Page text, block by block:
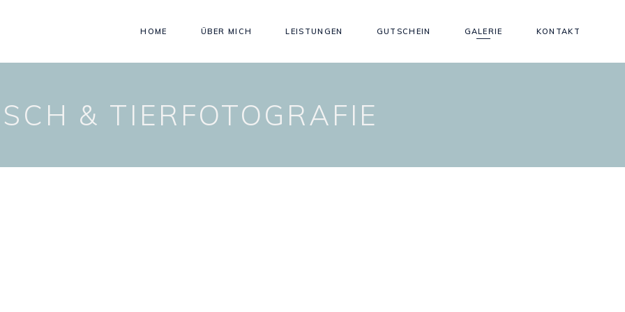
HOME ÜBER MICH LEISTUNGEN GUTSCHEIN GALERIE KONTAKT
& TIERFOTOGRAFIE